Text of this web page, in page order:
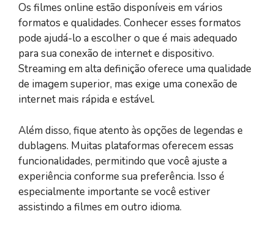
Os filmes online estão disponíveis em vários
formatos e qualidades. Conhecer esses formatos
pode ajudá-lo a escolher o que é mais adequado
para sua conexão de internet e dispositivo.
Streaming em alta definição oferece uma qualidade
de imagem superior, mas exige uma conexão de
internet mais rápida e estável.
Além disso, fique atento às opções de legendas e
dublagens. Muitas plataformas oferecem essas
funcionalidades, permitindo que você ajuste a
experiência conforme sua preferência. Isso é
especialmente importante se você estiver
assistindo a filmes em outro idioma.